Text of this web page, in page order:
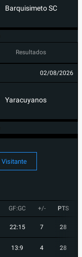
Barquisimeto SC
Resultados
02/08/2026
Yaracuyanos
Visitante
GF:GC +/- PTS
22:15 7 28
13:9 4 28